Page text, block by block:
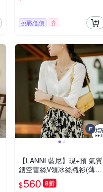
挑戰低價 券
【LANNI 藍尼】現+預 氣質
鏤空蕾絲V領冰絲襯衫(薄款/
休閒/貼身)
$560 8折